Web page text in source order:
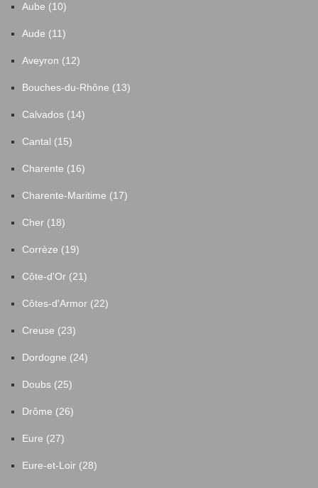
Aube (10)
Aude (11)
Aveyron (12)
Bouches-du-Rhône (13)
Calvados (14)
Cantal (15)
Charente (16)
Charente-Maritime (17)
Cher (18)
Corrèze (19)
Côte-d'Or (21)
Côtes-d'Armor (22)
Creuse (23)
Dordogne (24)
Doubs (25)
Drôme (26)
Eure (27)
Eure-et-Loir (28)